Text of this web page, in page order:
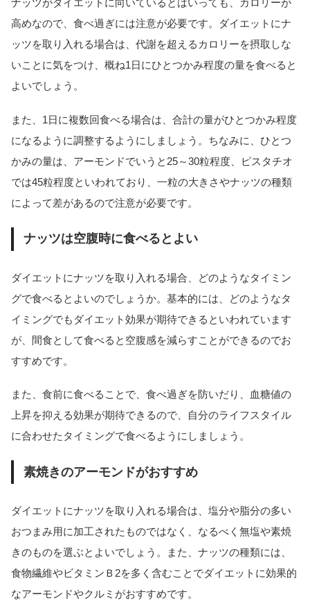
ナッツがダイエットに向いているとはいっても、カロリーが
高めなので、食べ過ぎには注意が必要です。ダイエットにナ
ッツを取り入れる場合は、代謝を超えるカロリーを摂取しな
いことに気をつけ、概ね1日にひとつかみ程度の量を食べると
よいでしょう。
また、1日に複数回食べる場合は、合計の量がひとつかみ程度
になるように調整するようにしましょう。ちなみに、ひとつ
かみの量は、アーモンドでいうと25～30粒程度、ピスタチオ
では45粒程度といわれており、一粒の大きさやナッツの種類
によって差があるので注意が必要です。
ナッツは空腹時に食べるとよい
ダイエットにナッツを取り入れる場合、どのようなタイミン
グで食べるとよいのでしょうか。基本的には、どのようなタ
イミングでもダイエット効果が期待できるといわれています
が、間食として食べると空腹感を減らすことができるのでお
すすめです。
また、食前に食べることで、食べ過ぎを防いだり、血糖値の
上昇を抑える効果が期待できるので、自分のライフスタイル
に合わせたタイミングで食べるようにしましょう。
素焼きのアーモンドがおすすめ
ダイエットにナッツを取り入れる場合は、塩分や脂分の多い
おつまみ用に加工されたものではなく、なるべく無塩や素焼
きのものを選ぶとよいでしょう。また、ナッツの種類には、
食物繊維やビタミンＢ2を多く含むことでダイエットに効果的
なアーモンドやクルミがおすすめです。